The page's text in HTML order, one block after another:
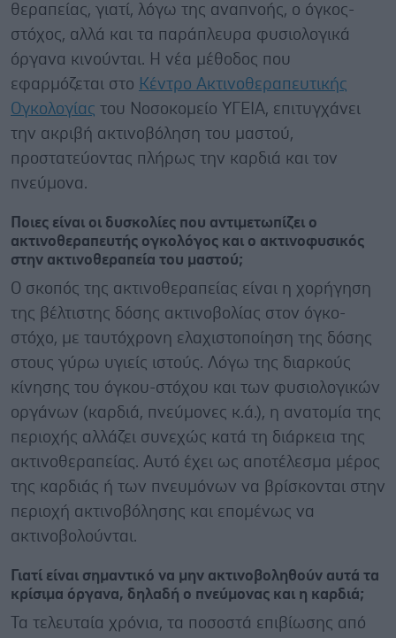
θεραπείας, γιατί, λόγω της αναπνοής, ο όγκος-
στόχος, αλλά και τα παράπλευρα φυσιολογικά
όργανα κινούνται. Η νέα μέθοδος που
εφαρμόζεται στο Κέντρο Ακτινοθεραπευτικής
Ογκολογίας του Νοσοκομείο ΥΓΕΙΑ, επιτυγχάνει
την ακριβή ακτινοβόληση του μαστού,
προστατεύοντας πλήρως την καρδιά και τον
πνεύμονα.
Ποιες είναι οι δυσκολίες που αντιμετωπίζει ο
ακτινοθεραπευτής ογκολόγος και ο ακτινοφυσικός
στην ακτινοθεραπεία του μαστού;
Ο σκοπός της ακτινοθεραπείας είναι η χορήγηση
της βέλτιστης δόσης ακτινοβολίας στον όγκο-
στόχο, με ταυτόχρονη ελαχιστοποίηση της δόσης
στους γύρω υγιείς ιστούς. Λόγω της διαρκούς
κίνησης του όγκου-στόχου και των φυσιολογικών
οργάνων (καρδιά, πνεύμονες κ.ά.), η ανατομία της
περιοχής αλλάζει συνεχώς κατά τη διάρκεια της
ακτινοθεραπείας. Αυτό έχει ως αποτέλεσμα μέρος
της καρδιάς ή των πνευμόνων να βρίσκονται στην
περιοχή ακτινοβόλησης και επομένως να
ακτινοβολούνται.
Γιατί είναι σημαντικό να μην ακτινοβοληθούν αυτά τα
κρίσιμα όργανα, δηλαδή ο πνεύμονας και η καρδιά;
Τα τελευταία χρόνια, τα ποσοστά επιβίωσης από